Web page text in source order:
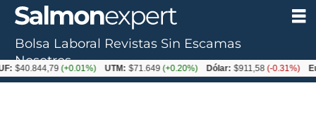
Bolsa Laboral Revistas Sin Escamas
Nosotros
(+0.01%) UTM: $71.649(+0.20%) Dólar: $911,58(-0.31%) Euro: